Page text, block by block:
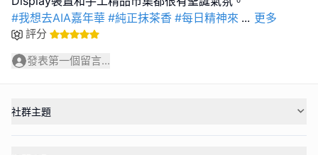
#我想去AIA嘉年華 #純正抹茶香 #每日精神來 ... 更多
評分
發表第一個留言...
社群主題